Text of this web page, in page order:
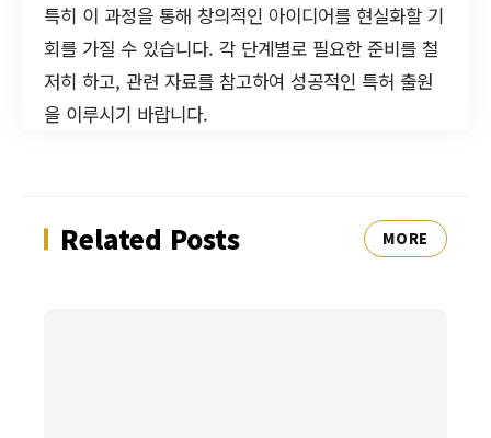
특히 이 과정을 통해 창의적인 아이디어를 현실화할 기
회를 가질 수 있습니다. 각 단계별로 필요한 준비를 철
저히 하고, 관련 자료를 참고하여 성공적인 특허 출원
을 이루시기 바랍니다.
Related Posts MORE